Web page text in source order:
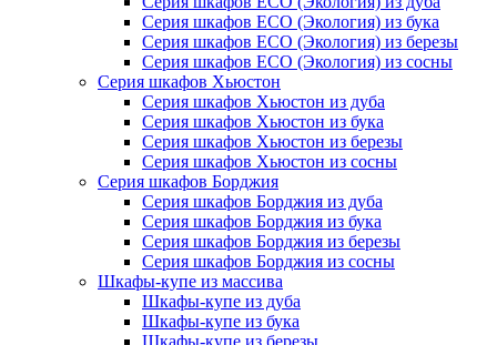
Серия шкафов ECO (Экология) из бука
Серия шкафов ECO (Экология) из березы
Серия шкафов ECO (Экология) из сосны
Серия шкафов Хьюстон
Серия шкафов Хьюстон из дуба
Серия шкафов Хьюстон из бука
Серия шкафов Хьюстон из березы
Серия шкафов Хьюстон из сосны
Серия шкафов Борджия
Серия шкафов Борджия из дуба
Серия шкафов Борджия из бука
Серия шкафов Борджия из березы
Серия шкафов Борджия из сосны
Шкафы-купе из массива
Шкафы-купе из дуба
Шкафы-купе из бука
Шкафы-купе из березы